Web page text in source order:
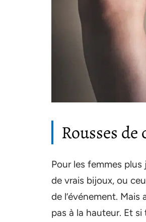
Rousses
Pour les femmes
de vrais bijoux, ou
de l’événement.
pas à la hauteur. Et